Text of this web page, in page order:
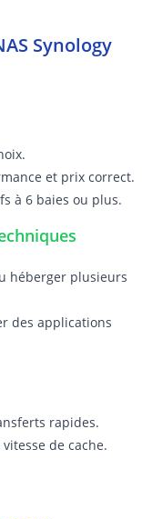
Synology
et prix correct.
à 6 baies ou plus.
héberger plusieurs
des applications
rapides.
de cache.